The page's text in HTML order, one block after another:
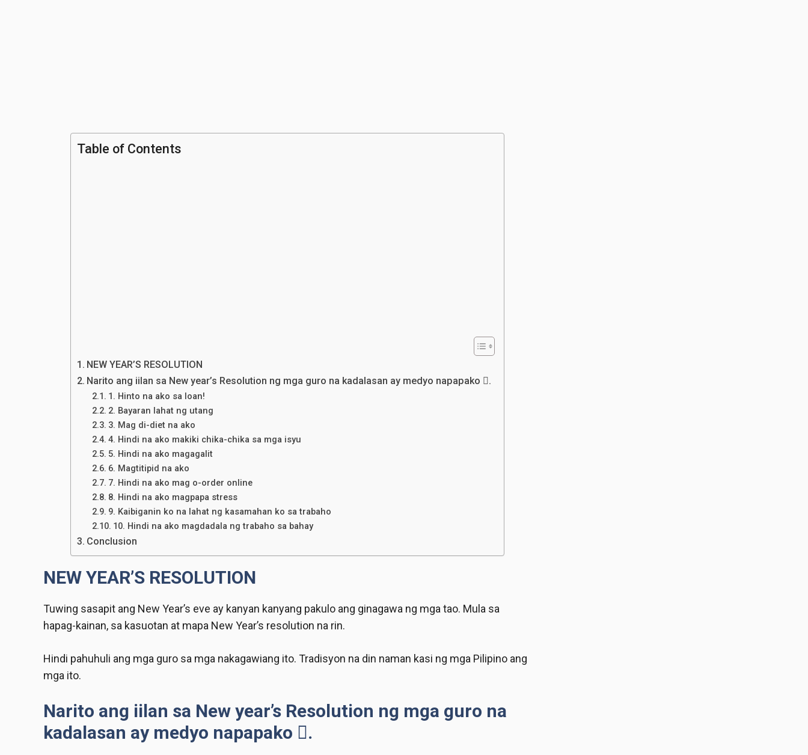
Table of Contents
NEW YEAR’S RESOLUTION
Narito ang iilan sa New year’s Resolution ng mga guro na kadalasan ay medyo napapako .
1. Hinto na ako sa loan!
2. Bayaran lahat ng utang
3. Mag di-diet na ako
4. Hindi na ako makiki chika-chika sa mga isyu
5. Hindi na ako magagalit
6. Magtitipid na ako
7. Hindi na ako mag o-order online
8. Hindi na ako magpapa stress
9. Kaibiganin ko na lahat ng kasamahan ko sa trabaho
10. Hindi na ako magdadala ng trabaho sa bahay
Conclusion
NEW YEAR’S RESOLUTION
Tuwing sasapit ang New Year’s eve ay kanyan kanyang pakulo ang ginagawa ng mga tao. Mula sa
hapag-kainan, sa kasuotan at mapa New Year’s resolution na rin.
Hindi pahuhuli ang mga guro sa mga nakagawiang ito. Tradisyon na din naman kasi ng mga Pilipino ang
mga ito.
Narito ang iilan sa New year’s Resolution ng mga guro na
kadalasan ay medyo napapako .